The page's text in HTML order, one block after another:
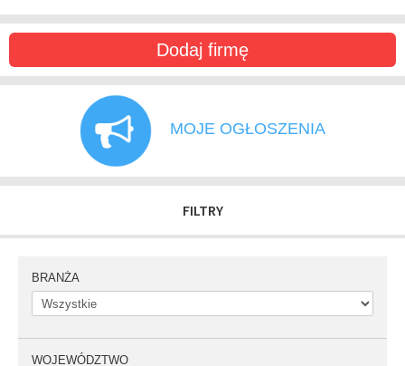
Dodaj firmę
MOJE OGŁOSZENIA
FILTRY
BRANŻA
WOJEWÓDZTWO